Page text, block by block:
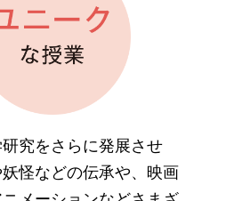
究をさらに発展させ
怪などの伝承や、映画